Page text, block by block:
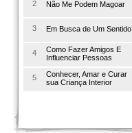
2 Não Me Podem Magoar
3 Em Busca de Um Sentido
4
Como Fazer Amigos E
Influenciar Pessoas
5
Conhecer, Amar e Curar
sua Criança Interior